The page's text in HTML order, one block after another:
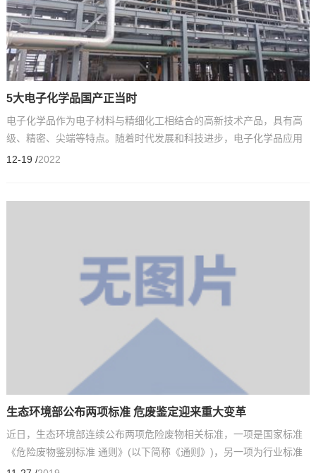
5大电子化学品国产正当时
电子化学品作为电子材料与精细化工相结合的高新技术产品，具有高
级、精密、尖端等特点。随着时代发展和科技进步，电子化学品应用
领域不断扩大，呈现出巨大的市场潜力和广阔的发展前景...
12-19 /2022
生态环境部公布两项标准 危废鉴定迎来重大变革
近日，生态环境部连续公布两项危险废物相关标准，一项是国家标准
《危险废物鉴别标准 通则》(以下简称《通则》)，另一项为行业标准
《危险废物鉴别技术规范》(以下简称《技术规范》)。两...